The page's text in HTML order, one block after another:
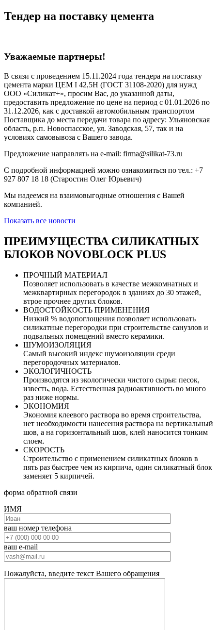
Тендер на поставку цемента
Уважаемые партнеры!
В связи с проведением 15.11.2024 года тендера на поставку
цемента марки ЦЕМ I 42,5Н (ГОСТ 31108-2020) для нужд
ООО «Силикат+», просим Вас, до указанной даты,
предоставить предложение по цене на период с 01.01.2026 по
31.12.2026, как с доставкой автомобильным транспортом
Поставщика до места передачи товара по адресу: Ульяновская
область, р.п. Новоспасское, ул. Заводская, 57, так и на
условиях самовывоза с Вашего завода.
Предложение направлять на е-mail: firma@silikat-73.ru
С подробной информацией можно ознакомиться по тел.: +7
927 807 18 18 (Старостин Олег Юрьевич)
Мы надеемся на взаимовыгодные отношения с Вашей
компанией.
Показать все новости
ПРЕИМУЩЕСТВА СИЛИКАТНЫХ
БЛОКОВ NOVOBLOCK PLUS
ПРОЧНЫЙ МАТЕРИАЛ
Позволяет использовать в качестве межкомнатных и
межквартирных перегородок в зданиях до 30 этажей,
втрое прочнее других блоков.
ВОДОСТОЙКОСТЬ ПРИМЕНЕНИЯ
Низкий % водопоглощения позволяет использовать
силикатные перегородки при строительстве санузлов и
подвальных помещений вместо керамики.
ШУМОИЗОЛЯЦИЯ
Самый высокий индекс шумоизоляции среди
перегородочных материалов.
ЭКОЛОГИЧНОСТЬ
Производятся из экологически чистого сырья: песок,
известь, вода. Естественная радиоактивность во много
раз ниже нормы.
ЭКОНОМИЯ
Экономия клеевого раствора во время строительства,
нет необходимости нанесения раствора на вертикальный
шов, а на горизонтальный шов, клей наносится тонким
слоем.
СКОРОСТЬ
Строительство с применением силикатных блоков в
пять раз быстрее чем из кирпича, один силикатный блок
заменяет 5 кирпичей.
форма обратной связи
ИМЯ
ваш номер телефона
ваш e-mail
Пожалуйста, введите текст Вашего обращения